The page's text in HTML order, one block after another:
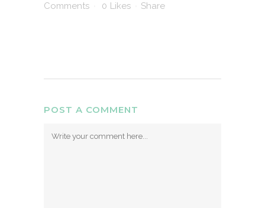
Comments
0 Likes Share
POST A COMMENT